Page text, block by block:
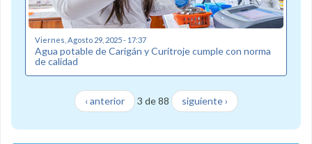
Viernes, Agosto 29, 2025 - 17:37
Agua potable de Carigán y Curitroje cumple con norma
de calidad
‹ anterior 3 de 88 siguiente ›